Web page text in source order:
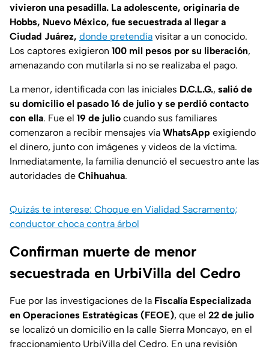
vivieron una pesadilla. La adolescente, originaria de
Hobbs, Nuevo México, fue secuestrada al llegar a
Ciudad Juárez, donde pretendía visitar a un conocido.
Los captores exigieron 100 mil pesos por su liberación,
amenazando con mutilarla si no se realizaba el pago.
La menor, identificada con las iniciales D.C.L.G., salió de
su domicilio el pasado 16 de julio y se perdió contacto
con ella. Fue el 19 de julio cuando sus familiares
comenzaron a recibir mensajes vía WhatsApp exigiendo
el dinero, junto con imágenes y videos de la víctima.
Inmediatamente, la familia denunció el secuestro ante las
autoridades de Chihuahua.
Quizás te interese: Choque en Vialidad Sacramento;
conductor choca contra árbol
Confirman muerte de menor
secuestrada en UrbiVilla del Cedro
Fue por las investigaciones de la Fiscalía Especializada
en Operaciones Estratégicas (FEOE), que el 22 de julio
se localizó un domicilio en la calle Sierra Moncayo, en el
fraccionamiento UrbiVilla del Cedro. En una revisión